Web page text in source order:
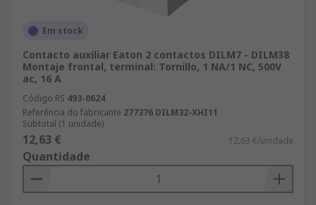
Em stock
Contacto auxiliar Eaton 2 contactos DILM7 - DILM38
Montaje frontal, terminal: Tornillo, 1 NA/1 NC, 500V
ac, 16 A
Código RS 493-0624
Referência do fabricante 277376 DILM32-XHI11
Subtotal (1 unidade)
12,63 € 12,63 €/unidade
Quantidade